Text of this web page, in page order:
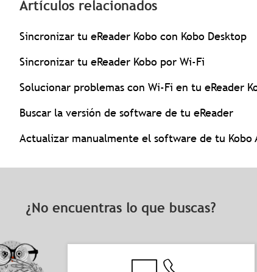
Artículos relacionados
Sincronizar tu eReader Kobo con Kobo Desktop
Sincronizar tu eReader Kobo por Wi-Fi
Solucionar problemas con Wi-Fi en tu eReader
Buscar la versión de software de tu eReader
Actualizar manualmente el software de tu Kobo
¿No encuentras lo que buscas?